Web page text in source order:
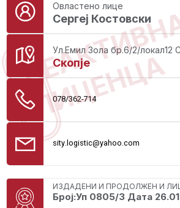
Овластено лице
Сергеј Костовски
Ул.Емил Зола бр.6/2/локал12
Скопје
078/362-714
sity.logistic@yahoo.com
ИЗДАДЕНИ И ПРОДОЛЖЕН И
Број:Уп 0805/3 Дата
ЛИЦЕНЦА